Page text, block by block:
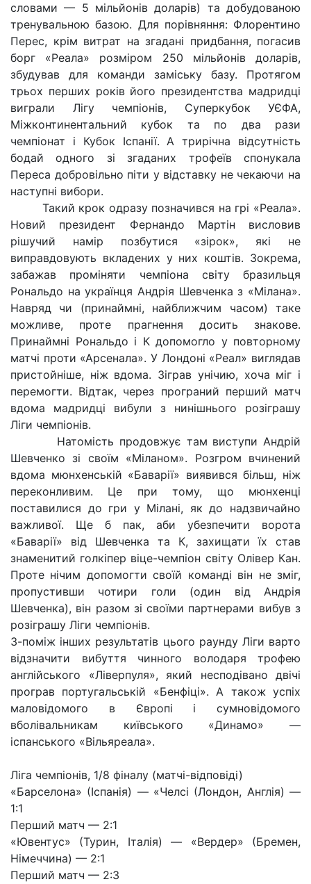
словами — 5 мільйонів доларів) та добудованою
тренувальною базою. Для порівняння: Флорентино
Перес, крім витрат на згадані придбання, погасив
борг «Реала» розміром 250 мільйонів доларів,
збудував для команди заміську базу. Протягом
трьох перших років його президентства мадридці
виграли Лігу чемпіонів, Суперкубок УЄФА,
Міжконтинентальний кубок та по два рази
чемпіонат і Кубок Іспанії. А трирічна відсутність
бодай одного зі згаданих трофеїв спонукала
Переса добровільно піти у відставку не чекаючи на
наступні вибори.
Такий крок одразу позначився на грі «Реала».
Новий президент Фернандо Мартін висловив
рішучий намір позбутися «зірок», які не
виправдовують вкладених у них коштів. Зокрема,
забажав проміняти чемпіона світу бразильця
Рональдо на українця Андрія Шевченка з «Мілана».
Навряд чи (принаймні, найближчим часом) таке
можливе, проте прагнення досить знакове.
Принаймні Рональдо і К допомогло у повторному
матчі проти «Арсенала». У Лондоні «Реал» виглядав
пристойніше, ніж вдома. Зіграв унічию, хоча міг і
перемогти. Відтак, через програний перший матч
вдома мадридці вибули з нинішнього розіграшу
Ліги чемпіонів.
Натомість продовжує там виступи Андрій
Шевченко зі своїм «Міланом». Розгром вчинений
вдома мюнхенській «Баварії» виявився більш, ніж
переконливим. Це при тому, що мюнхенці
поставилися до гри у Мілані, як до надзвичайно
важливої. Ще б пак, аби убезпечити ворота
«Баварії» від Шевченка та К, захищати їх став
знаменитий голкіпер віце-чемпіон світу Олівер Кан.
Проте нічим допомогти своїй команді він не зміг,
пропустивши чотири голи (один від Андрія
Шевченка), він разом зі своїми партнерами вибув з
розіграшу Ліги чемпіонів.
З-поміж інших результатів цього раунду Ліги варто
відзначити вибуття чинного володаря трофею
англійського «Ліверпуля», який несподівано двічі
програв португальській «Бенфіці». А також успіх
маловідомого в Європі і сумновідомого
вболівальникам київського «Динамо» —
іспанського «Вільяреала».
Ліга чемпіонів, 1/8 фіналу (матчі-відповіді)
«Барселона» (Іспанія) — «Челсі (Лондон, Англія) —
1:1
Перший матч — 2:1
«Ювентус» (Турин, Італія) — «Вердер» (Бремен,
Німеччина) — 2:1
Перший матч — 2:3